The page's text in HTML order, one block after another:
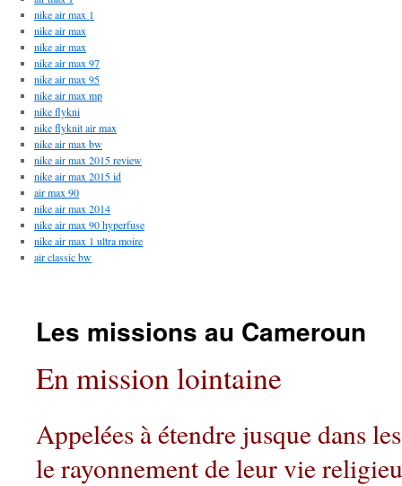
nike air max 1
nike air max
nike air max
nike air max 97
nike air max 95
nike air max mp
nike flykni
nike flyknit air max
nike air max bw
nike air max 2015 review
nike air max 2015 id
air max 90
nike air max 2014
nike air max 90 hyperfuse
nike air max 1 ultra moire
air classic bw
Les missions au Cameroun
En mission lointaine
Appelées à étendre jusque dans
le rayonnement de leur vie